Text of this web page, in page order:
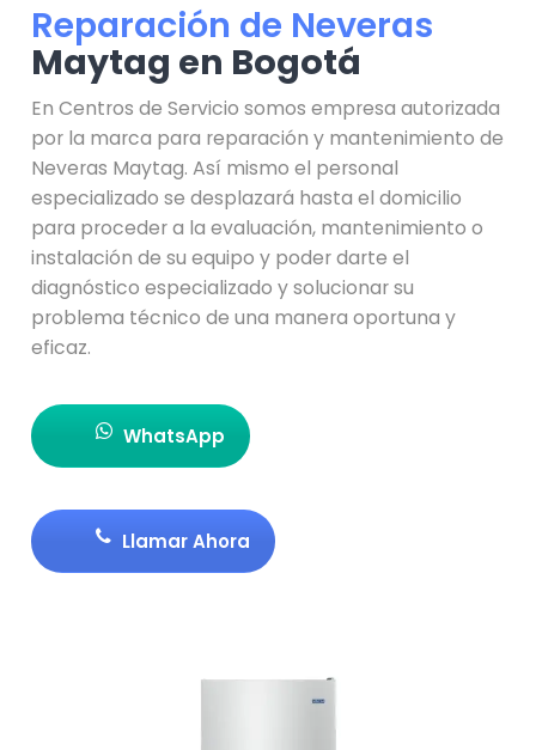
Reparación de Neveras
Maytag en Bogotá
En Centros de Servicio somos empresa autorizada
por la marca para reparación y mantenimiento de
Neveras Maytag. Así mismo el personal
especializado se desplazará hasta el domicilio
para proceder a la evaluación, mantenimiento o
instalación de su equipo y poder darte el
diagnóstico especializado y solucionar su
problema técnico de una manera oportuna y
eficaz.
WhatsApp
Llamar Ahora